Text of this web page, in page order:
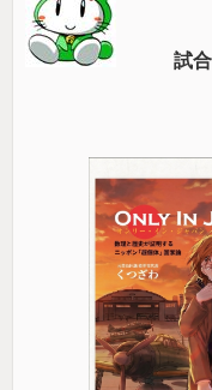
試合で